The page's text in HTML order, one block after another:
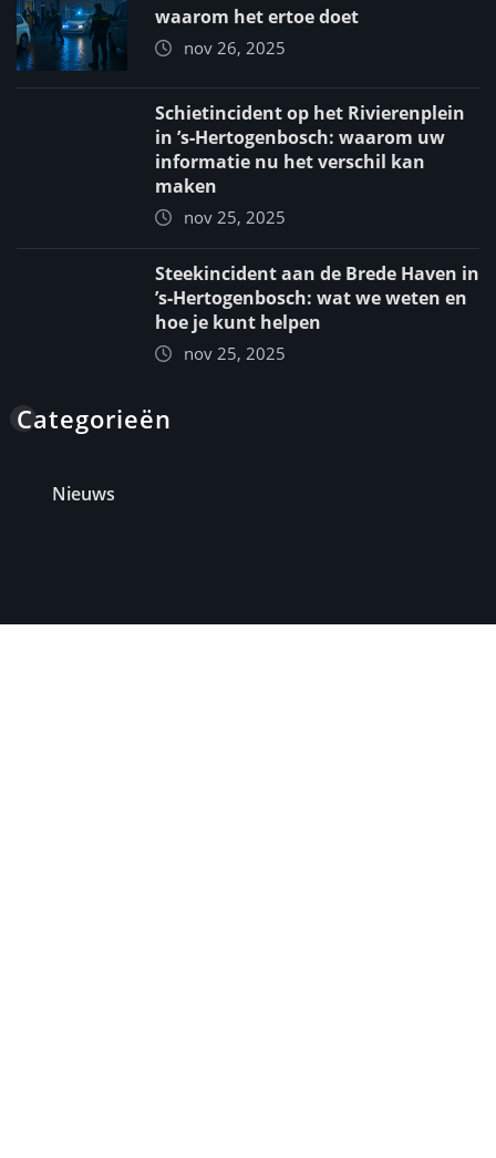
waarom het ertoe doet
nov 26, 2025
Schietincident op het Rivierenplein
in ’s‑Hertogenbosch: waarom uw
informatie nu het verschil kan
maken
nov 25, 2025
Steekincident aan de Brede Haven in
’s‑Hertogenbosch: wat we weten en
hoe je kunt helpen
nov 25, 2025
Categorieën
Nieuws